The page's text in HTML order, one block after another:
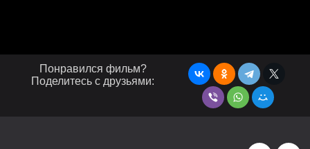
Понравился фильм?
Поделитесь с друзьями: